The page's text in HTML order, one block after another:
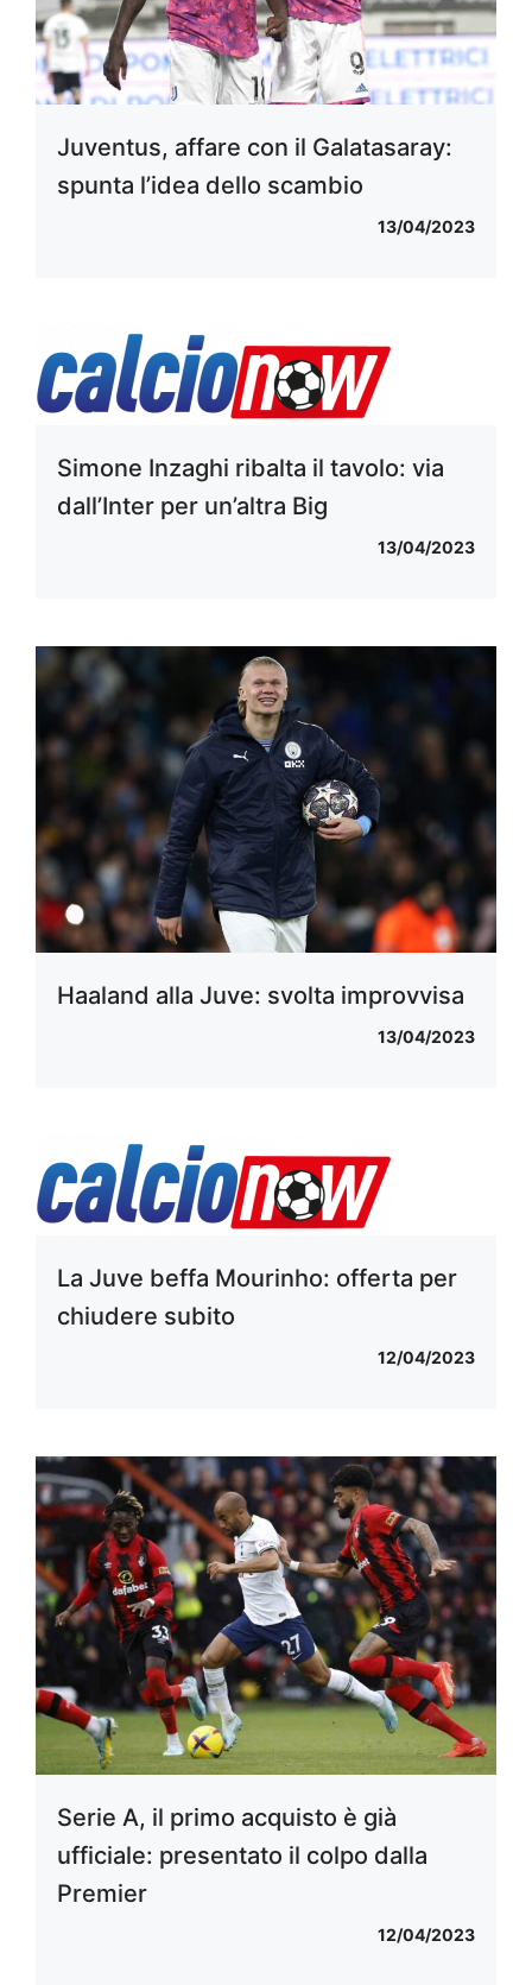
Juventus, affare con il Galatasaray:
spunta l’idea dello scambio
13/04/2023
Simone Inzaghi ribalta il tavolo: via
dall’Inter per un’altra Big
13/04/2023
Haaland alla Juve: svolta improvvisa
13/04/2023
La Juve beffa Mourinho: offerta per
chiudere subito
12/04/2023
Serie A, il primo acquisto è già
ufficiale: presentato il colpo dalla
Premier
12/04/2023